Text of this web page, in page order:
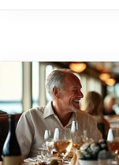
mer och upptäck